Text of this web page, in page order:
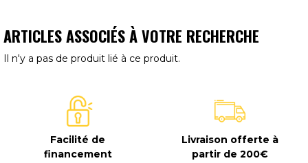
ARTICLES ASSOCIÉS À VOTRE RECHERCHE
Il n'y a pas de produit lié à ce produit.
Facilité de
financement
Livraison offerte à
partir de 200€